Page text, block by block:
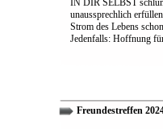
IN DIR SELBST
unaussprechlich
Strom des Lebens
Jedenfalls: Hoffnung
Freundestreffen